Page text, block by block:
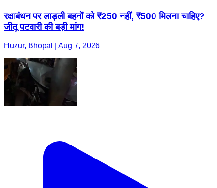
रक्षाबंधन पर लाड़ली बहनों को ₹250 नहीं, ₹500 मिलना चाहिए?
जीतू पटवारी की बड़ी मांग!
Huzur, Bhopal | Aug 7, 2026